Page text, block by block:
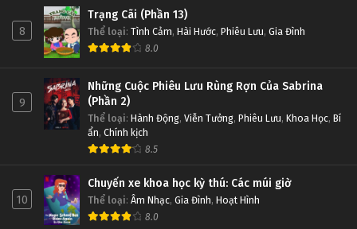
8
Trạng Cãi (Phần 13)
Thể loại: Tình Cảm, Hài Hước, Phiêu Lưu, Gia Đình
8.0
9
Những Cuộc Phiêu Lưu Rùng Rợn Của Sabrina
(Phần 2)
Thể loại: Hành Động, Viễn Tưởng, Phiêu Lưu, Khoa Học, Bí
ẩn, Chính kịch
8.5
10
Chuyến xe khoa học kỳ thú: Các múi giờ
Thể loại: Âm Nhạc, Gia Đình, Hoạt Hình
8.0